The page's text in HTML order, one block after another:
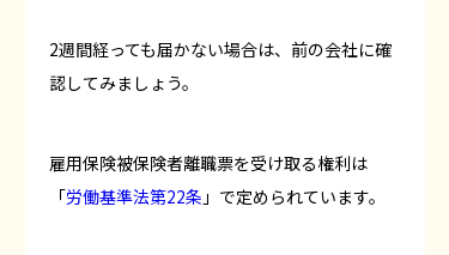
2週間経っても届かない場合は、前の会社に確
認してみましょう。
雇用保険被保険者離職票を受け取る権利は
「労働基準法第22条 」で定められています。